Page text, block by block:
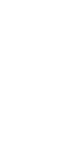
zu neuen